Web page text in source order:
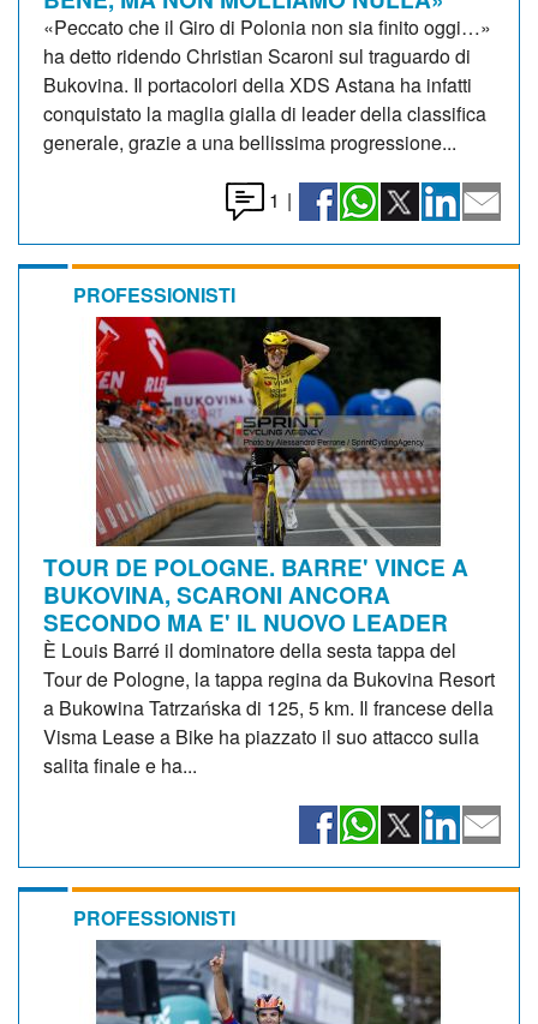
«Peccato che il Giro di Polonia non sia finito oggi…»
ha detto ridendo Christian Scaroni sul traguardo di
Bukovina. Il portacolori della XDS Astana ha infatti
conquistato la maglia gialla di leader della classifica
generale, grazie a una bellissima progressione...
1 |
PROFESSIONISTI
TOUR DE POLOGNE. BARRE' VINCE A
BUKOVINA, SCARONI ANCORA
SECONDO MA E' IL NUOVO LEADER
È Louis Barré il dominatore della sesta tappa del
Tour de Pologne, la tappa regina da Bukovina Resort
a Bukowina Tatrzańska di 125, 5 km. Il francese della
Visma Lease a Bike ha piazzato il suo attacco sulla
salita finale e ha...
PROFESSIONISTI